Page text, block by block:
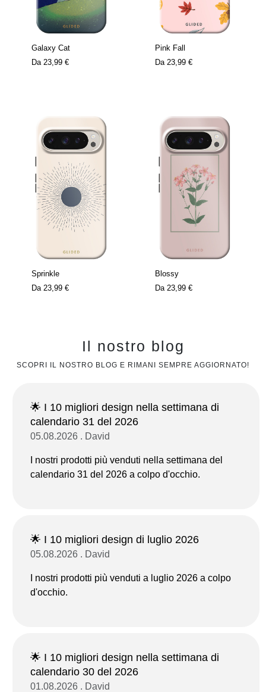
Galaxy Cat
Da 23,99 €
Pink Fall
Da 23,99 €
Sprinkle
Da 23,99 €
Blossy
Da 23,99 €
Il nostro blog
SCOPRI IL NOSTRO BLOG E RIMANI SEMPRE AGGIORNATO!
🌟 I 10 migliori design nella settimana di
calendario 31 del 2026
05.08.2026 . David
I nostri prodotti più venduti nella settimana del
calendario 31 del 2026 a colpo d'occhio.
🌟 I 10 migliori design di luglio 2026
05.08.2026 . David
I nostri prodotti più venduti a luglio 2026 a colpo
d'occhio.
🌟 I 10 migliori design nella settimana di
calendario 30 del 2026
01.08.2026 . David